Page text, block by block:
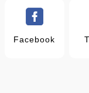
Facebook